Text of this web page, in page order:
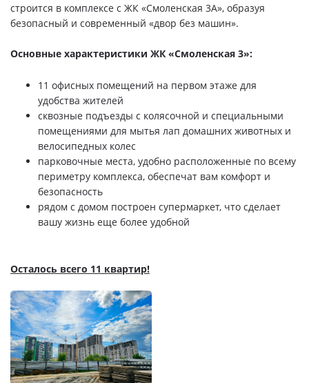
Онлайн-запись
строится в комплексе с ЖК «Смоленская 3А», образуя
безопасный и современный «двор без машин».
Основные характеристики ЖК «Смоленская 3»:
11 офисных помещений на первом этаже для
удобства жителей
сквозные подъезды с колясочной и специальными
помещениями для мытья лап домашних животных и
велосипедных колес
парковочные места, удобно расположенные по всему
периметру комплекса, обеспечат вам комфорт и
безопасность
рядом с домом построен супермаркет, что сделает
вашу жизнь еще более удобной
Осталось всего 11 квартир!